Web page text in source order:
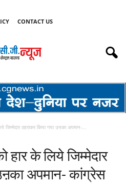
CONTACT US
जिम्मेदार ठहराकर किया गया उऩका अपमान-...
हार के लिये जिम्मेदार
अपमान- कांग्रेस